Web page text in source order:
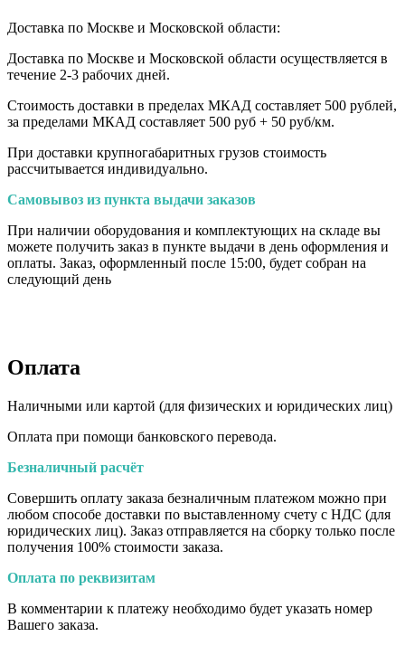
Доставка по Москве и Московской области:
Доставка по Москве и Московской области осуществляется в
течение 2-3 рабочих дней.
Стоимость доставки в пределах МКАД составляет 500 рублей,
за пределами МКАД составляет 500 руб + 50 руб/км.
При доставки крупногабаритных грузов стоимость
рассчитывается индивидуально.
Самовывоз из пункта выдачи заказов
При наличии оборудования и комплектующих на складе вы
можете получить заказ в пункте выдачи в день оформления и
оплаты. Заказ, оформленный после 15:00, будет собран на
следующий день
Оплата
Наличными или картой (для физических и юридических лиц)
Оплата при помощи банковского перевода.
Безналичный расчёт
Совершить оплату заказа безналичным платежом можно при
любом способе доставки по выставленному счету с НДС (для
юридических лиц). Заказ отправляется на сборку только после
получения 100% стоимости заказа.
Оплата по реквизитам
В комментарии к платежу необходимо будет указать номер
Вашего заказа.